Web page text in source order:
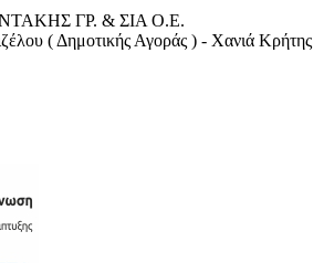
ΓΡ. & ΣΙΑ Ο.Ε.
( Δημοτικής Αγοράς ) - Χανιά Κρήτης